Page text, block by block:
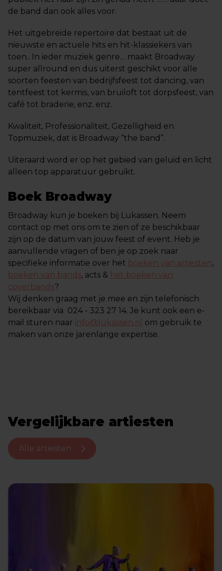
de band dan ook alles voor.
Het uitgebreide repertoire dat bestaat uit de
nieuwste en actuele hits en hit-klassiekers van
toen.. In ieder muziek genre… maakt Broadway
super allround en dus uiterst geschikt voor alle
soorten feesten van bedrijfsfeest tot dancing, van
tentfeest tot kermis, van bruiloft tot dorpsfeest, van
café tot braderie, enz. enz.
Kwaliteit, Professionaliteit, Gezelligheid en
Topmuziek, dat is Broadway “the band”.
Uiteraard word er op het gebied van geluid en licht
alleen top apparatuur gebruikt.
Boek Broadway
Broadway kun je boeken bij Lukassen. Neem
contact op met ons om te zien of ze beschikbaar
zijn op de datum van jouw feest of event. Heb je
aanvullende vragen of ben je op zoek naar
specifieke informatie over het boeken van artiesten,
boeken van bands, acts & het boeken van
coverbands?
Wij denken graag met je mee en zijn telefonisch
bereikbaar via 024 - 323 27 14. Je kunt ook een e-
mail sturen naar info@lukassen.nl om gebruik te
maken van onze jarenlange expertise.
Vergelijkbare artiesten
Alle artiesten